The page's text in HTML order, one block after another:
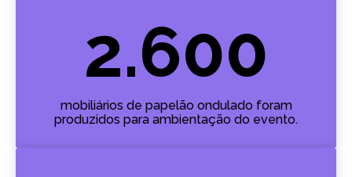
2.600
mobiliários de papelão ondulado foram
produzidos para ambientação do evento.